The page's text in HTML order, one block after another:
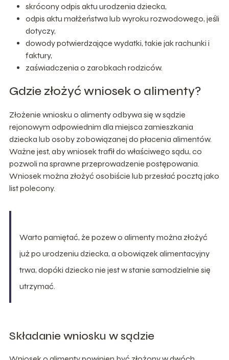
skrócony odpis aktu urodzenia dziecka,
odpis aktu małżeństwa lub wyroku rozwodowego, jeśli
dotyczy,
dowody potwierdzające wydatki, takie jak rachunki i
faktury,
zaświadczenia o zarobkach rodziców.
Gdzie złożyć wniosek o alimenty?
Złożenie wniosku o alimenty odbywa się w sądzie
rejonowym odpowiednim dla miejsca zamieszkania
dziecka lub osoby zobowiązanej do płacenia alimentów.
Ważne jest, aby wniosek trafił do właściwego sądu, co
pozwoli na sprawne przeprowadzenie postępowania.
Wniosek można złożyć osobiście lub przesłać pocztą jako
list polecony.
Warto pamiętać, że pozew o alimenty można złożyć
już po urodzeniu dziecka, a obowiązek alimentacyjny
trwa, dopóki dziecko nie jest w stanie samodzielnie się
utrzymać.
Składanie wniosku w sądzie